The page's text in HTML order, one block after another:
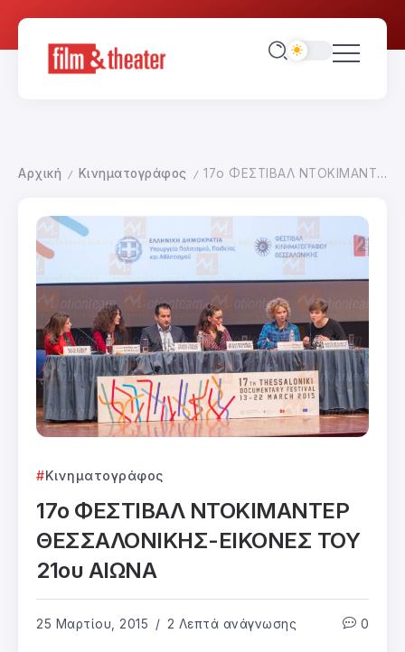
Αρχική / Κινηματογράφος / 17ο ΦΕΣΤΙΒΑΛ ΝΤΟΚΙΜΑΝΤΕΡ ΘΕΣΣΑΛΟΝΙΚΗΣ-ΕΙΚΟΝΕΣ ΤΟΥ 21ου ΑΙΩΝΑ
Κινηματογράφος
17ο ΦΕΣΤΙΒΑΛ ΝΤΟΚΙΜΑΝΤΕΡ
ΘΕΣΣΑΛΟΝΙΚΗΣ-ΕΙΚΟΝΕΣ ΤΟΥ
21ου ΑΙΩΝΑ
25 Μαρτίου, 2015 2 Λεπτά ανάγνωσης 0